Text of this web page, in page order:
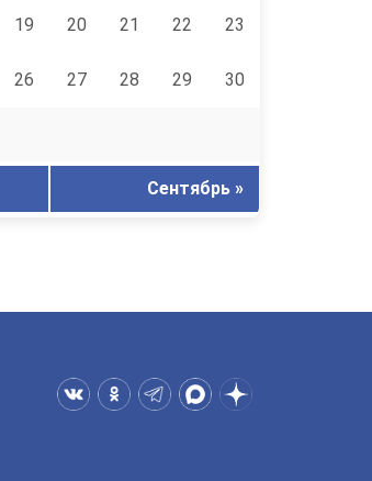
19 20 21 22 23
26 27 28 29 30
Сентябрь »